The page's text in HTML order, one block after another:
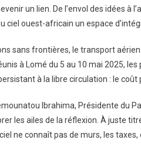
un lien. De l’envol des idées à
ouest-africain un espace
sans frontières, le transport
à Lomé du 5 au 10 mai 2025,
à la libre circulation : le coût
Ibrahima, Présidente du
les ailes de la réflexion. À juste
ne connaît pas de murs, les